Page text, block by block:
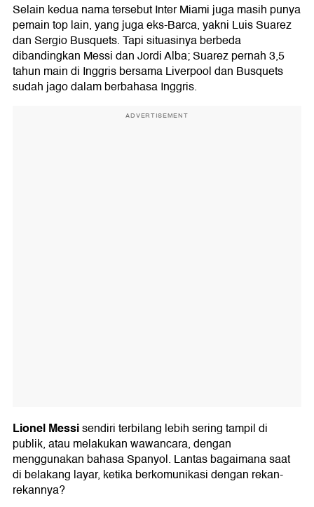
Selain kedua nama tersebut Inter Miami juga masih punya
pemain top lain, yang juga eks-Barca, yakni Luis Suarez
dan Sergio Busquets. Tapi situasinya berbeda
dibandingkan Messi dan Jordi Alba; Suarez pernah 3,5
tahun main di Inggris bersama Liverpool dan Busquets
sudah jago dalam berbahasa Inggris.
ADVERTISEMENT
Lionel Messisendiri terbilang lebih sering tampil di
publik, atau melakukan wawancara, dengan
menggunakan bahasa Spanyol. Lantas bagaimana saat
di belakang layar, ketika berkomunikasi dengan rekan-
rekannya?